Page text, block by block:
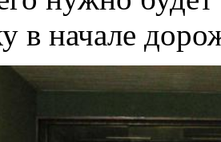
в начале